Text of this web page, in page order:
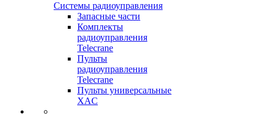
Системы радиоуправления
Запасные части
Комплекты
радиоуправления
Telecrane
Пульты
радиоуправления
Telecrane
Пульты универсальные
XAC